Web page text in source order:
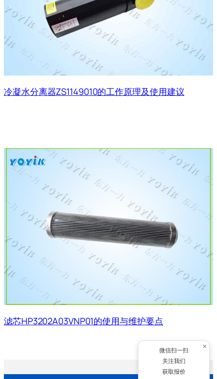
冷凝水分离器ZS1149010的工作原理及使用建议
滤芯HP3202A03VNP01的使用与维护要点
×
微信扫一扫
关注我们
获取报价